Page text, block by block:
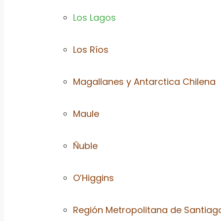
Los Lagos
Los Ríos
Magallanes y Antarctica Chilena
Maule
Ñuble
O’Higgins
Región Metropolitana de